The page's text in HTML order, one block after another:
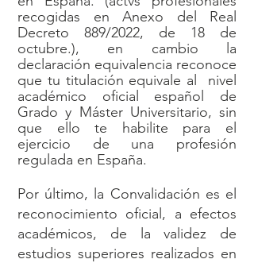
recogidas en Anexo del Real
Decreto 889/2022, de 18 de
octubre.), en cambio la
declaración equivalencia reconoce
que tu titulación equivale al nivel
académico oficial español de
Grado y Máster Universitario, sin
que ello te habilite para el
ejercicio de una profesión
regulada en España.
Por último, la Convalidación es el
reconocimiento oficial, a efectos
académicos, de la validez de
estudios superiores realizados en